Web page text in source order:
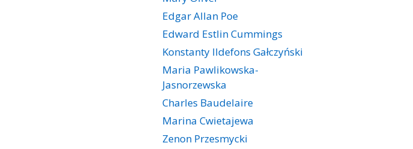
Edgar Allan Poe
Edward Estlin Cummings
Konstanty Ildefons Gałczyński
Maria Pawlikowska-
Jasnorzewska
Charles Baudelaire
Marina Cwietajewa
Zenon Przesmycki